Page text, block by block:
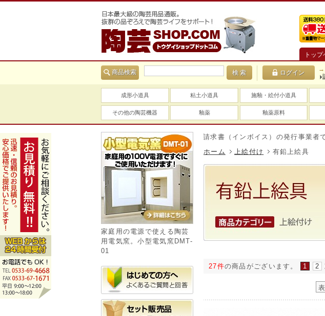
トッ
商品検索 →
成形小道具 粘土小道具 施釉・絵付小道具
その他の陶芸機器 釉薬 釉薬原料
当社は適格請求書（インボイス）の発行事業者です。
ホーム
上絵付け 有鉛上絵具
27件の商品がございます。 1 2
家庭用の電源で使える陶芸
用電気窯。小型電気窯DMT-
01